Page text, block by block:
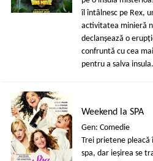
îl întâlnesc pe Rex,
activitatea minieră
declanșează o
confruntă cu cea
pentru a salva insula.
Weekend la SPA
Gen: Comedie
Trei prietene
spa, dar ieșirea se